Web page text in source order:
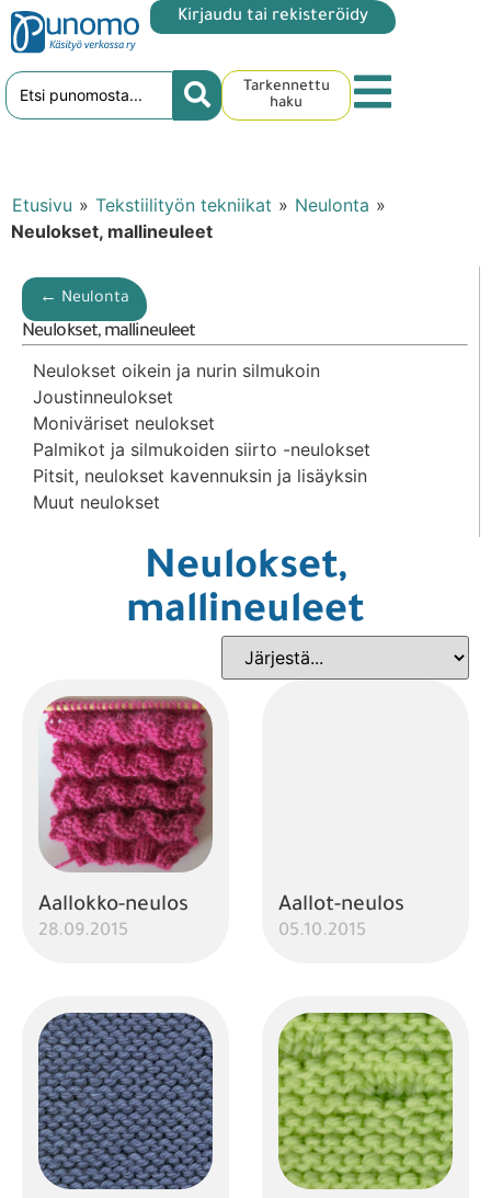
Kirjaudu tai rekisteröidy
Tarkennettu
haku
Etusivu » Tekstiilityön tekniikat » Neulonta »
Neulokset, mallineuleet
← Neulonta
Neulokset, mallineuleet
Neulokset oikein ja nurin silmukoin
Joustinneulokset
Moniväriset neulokset
Palmikot ja silmukoiden siirto -neulokset
Pitsit, neulokset kavennuksin ja lisäyksin
Muut neulokset
Neulokset,
mallineuleet
Aallokko-neulos
28.09.2015
Aallot-neulos
05.10.2015